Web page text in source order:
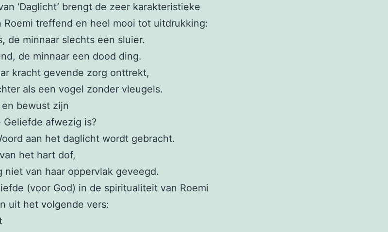
‘Daglicht’ brengt de zeer karakteristieke
Roemi treffend en heel mooi tot uitdrukking:
de minnaar slechts een sluier.
de minnaar een dood ding.
kracht gevende zorg onttrekt,
als een vogel zonder vleugels.
bewust zijn
afwezig is?
aan het daglicht wordt gebracht.
het hart dof,
niet van haar oppervlak geveegd.
(voor God) in de spiritualiteit van Roemi
uit het volgende vers: